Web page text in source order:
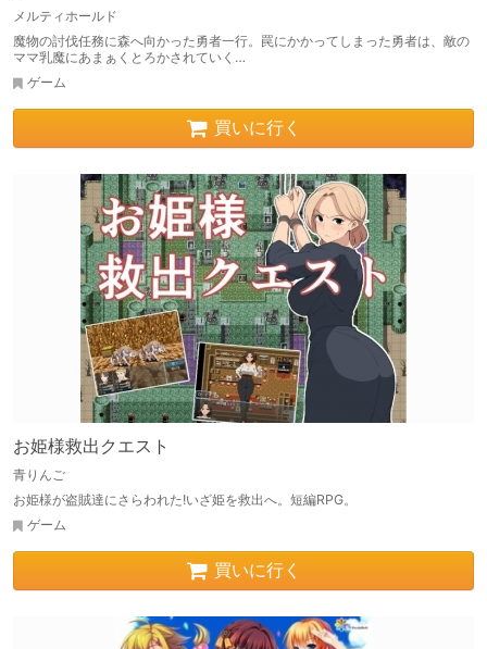
メルティホールド
魔物の討伐任務に森へ向かった勇者一行。罠にかかってしまった勇者は、敵の
ママ乳魔にあまぁくとろかされていく…
ゲーム
買いに行く
お姫様救出クエスト
青りんご
お姫様が盗賊達にさらわれた!いざ姫を救出へ。短編RPG。
ゲーム
買いに行く